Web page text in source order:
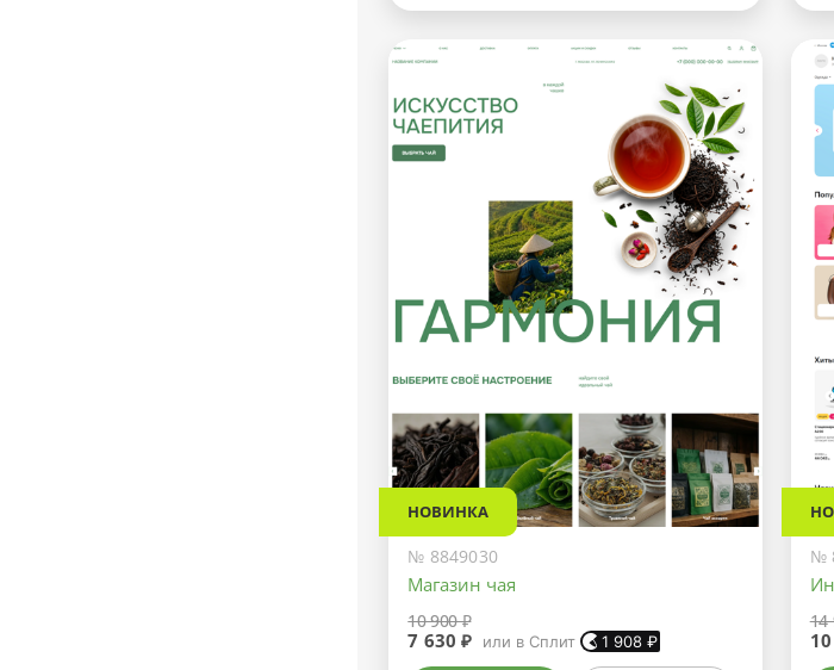
НОВИНКА
№ 8849030
Магазин чая
10 900 ₽
7 630 ₽ или в Сплит 1 908₽
№
14